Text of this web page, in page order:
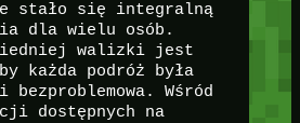
stało się integralną
dla wielu osób.
walizki jest
każda podróż była
bezproblemowa. Wśród
dostępnych na